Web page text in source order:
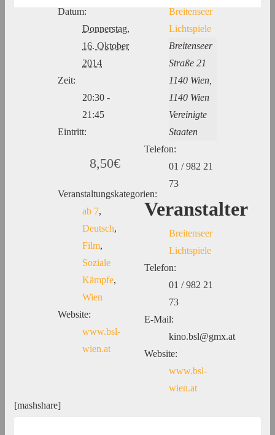
Datum:
Donnerstag,
16. Oktober
2014
Zeit:
20:30 -
21:45
Eintritt:
8,50€
Veranstaltungskategorien:
ab 7,
Deutsch,
Film,
Soziale
Kämpfe,
Wien
Website:
www.bsl-
wien.at
Breitenseer
Lichtspiele
Breitenseer
Straße 21
1140 Wien
1140 Wien
Vereinigte
Staaten
Telefon:
01 / 982 21
73
Veranstalter
Breitenseer
Lichtspiele
Telefon:
01 / 982 21
73
E-Mail:
kino.bsl@gmx.at
Website:
www.bsl-
wien.at
[mashshare]